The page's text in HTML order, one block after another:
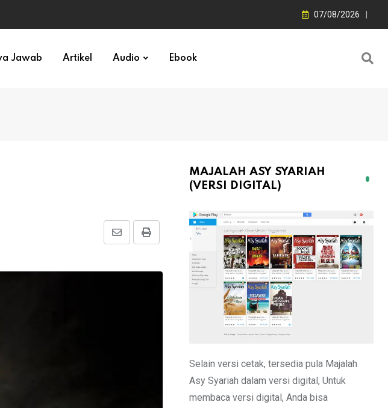
07/08/2026
Jawab Artikel Audio Ebook
Print
Share
Email
MAJALAH ASY SYARIAH
(VERSI DIGITAL)
Selain versi cetak, tersedia pula Majalah
Asy Syariah dalam versi digital, Untuk
membaca versi digital, Anda bisa